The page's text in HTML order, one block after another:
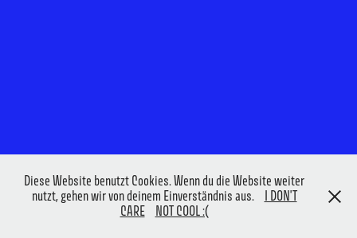
Diese Website benutzt Cookies. Wenn du die Website weiter
nutzt, gehen wir von deinem Einverständnis aus.
I DON'T
CARE
NOT COOL :(